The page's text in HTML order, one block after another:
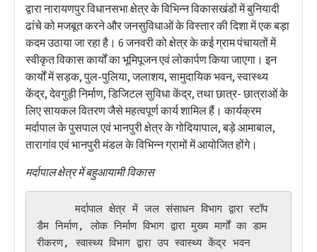
द्वारा नारायणपुर विधानसभा क्षेत्र के विभिन्न विकासखंडों में बुनियादी
ढांचे को मजबूत करने और जनसुविधाओं के विस्तार की दिशा में एक बड़ा
कदम उठाया जा रहा है। 6 जनवरी को क्षेत्र के कई ग्राम पंचायतों में
स्वीकृत विकास कार्यों का भूमिपूजन एवं लोकार्पण किया जाएगा। इन
कार्यों में सड़क, पुल-पुलिया, जलाशय, सामुदायिक भवन, स्वास्थ्य
केंद्र, देवगुड़ी निर्माण, डिजिटल सुविधा केंद्र, तथा छात्र- छात्राओं के
लिए सायकल वितरण जैसे महत्वपूर्ण कार्य शामिल हैं। कार्यक्रम
मर्दापाल के पुसपाल एवं भानपुरी क्षेत्र के गोदियापाल, बड़े आमाबाल,
तारागांव एवं भानपुरी मंडल के विभिन्न ग्रामों में आयोजित होंगे।
मर्दापाल क्षेत्र में बहुआयामी विकास
      मर्दापाल क्षेत्र में जल संसाधन विभाग द्वारा स्टॉप
डैम निर्माण, लोक निर्माण विभाग द्वारा मुख्य मार्गों का डाम
रीकरण, स्वास्थ्य विभाग द्वारा उप स्वास्थ्य केंद्र भवन